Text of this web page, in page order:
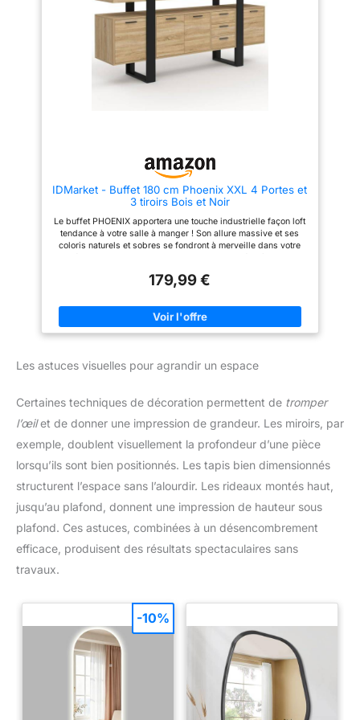
105 cm de largeur x 80 cm de
hauteur, elle offre un support
solide et fiable jusqu'à 45 kg.
Les patins des pieds réglables
aident la table d’entrée à rester
stable sur un sol inégal, de
sorte que vous ne vous
souhaitiez exposer des objets
essentiels quotidiens tels que
des livres, des photos
accents artistiques, cette table
d'entrée offre l'équilibre parfait
entre fonctionnalité et
n'importe quel espace : cette
console est un ajustement idéal
taille polyvalente lui permet de
s'adapter sans effort comme
table de console, table basse,
comme support TV. Que ce soit
dans votre salon, salle à
design unique sert de point
focal élégant et accrocheur.
Configuration sans tracas :
l'installation de la console
à son design convivial et à ses
instructions claires [français
non garanti]. Pas besoin de
vous soucier des processus
d'assemblage compliqués,
suivez simplement les étapes et
meuble en un rien de temps.
douceur et luminosité,
s’intégrant harmonieusement
dans divers styles d’intérieur.
Pieds en pin massif pour une
stabilité renforcée : Les pieds
en bois de pin massif sont
mécanisme de rappel
automatique, ce buffet permet
simple effleurement, sans effort
ni bruit. Ce système silencieux
contribue à une ambiance calme
idéal pour les espaces de vie
partagés. Sécurité optimale
basculement : Un kit de fixation
murale en métal est inclus pour
ancrer solidement le meuble au
fonctionnalité essentielle assure
dans les foyers avec enfants ou
animaux.
IDMarket - Buffet 180 cm Phoenix XXL 4 Portes et
3 tiroirs Bois et Noir
Le buffet PHOENIX apportera une touche industrielle façon loft
tendance à votre salle à manger ! Son allure massive et ses
coloris naturels et sobres se fondront à merveille dans votre
et ses proportions équilibrées le rendent encore plus stable et
pieds : 20 cm
179,99 €
Les astuces visuelles pour agrandir un espace
Certaines techniques de décoration permettent de tromper
l’œilet de donner une impression de grandeur. Les miroirs, par
exemple, doublent visuellement la profondeur d’une pièce
lorsqu’ils sont bien positionnés. Les tapis bien dimensionnés
structurent l’espace sans l’alourdir. Les rideaux montés haut,
jusqu’au plafond, donnent une impression de hauteur sous
plafond. Ces astuces, combinées à un désencombrement
efficace, produisent des résultats spectaculaires sans
travaux.
-10%